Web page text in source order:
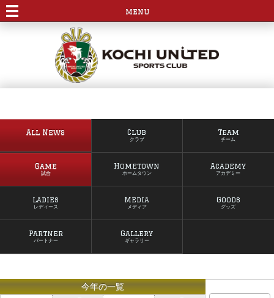
menu
All News Club
クラブ
Team
チーム
Game
試合
Hometown
ホームタウン
Academy
アカデミー
Ladies
レディース
Media
メディア
Goods
グッズ
Partner
パートナー
Gallery
ギャラリー
今年の一覧